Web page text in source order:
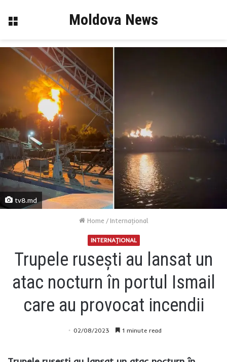
Menu Moldova News
tv8.md
Home / Internaţional
INTERNAŢIONAL
Trupele rusești au lansat un
atac nocturn în portul Ismail
care au provocat incendii
02/08/2023 1 minute read